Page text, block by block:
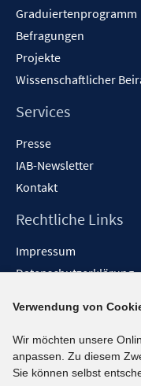
Graduiertenprogramm
Befragungen
Projekte
Wissenschaftlicher
Services
Presse
IAB-Newsletter
Kontakt
Rechtliche Links
Impressum
Datenschutzerklärung
Barrieren melden
Social-Media-
BlueSky
Verwendung von
Wir möchten unsere
anpassen. Zu diesem
Sie können selbst